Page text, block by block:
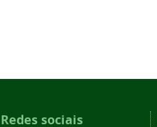
Redes sociais